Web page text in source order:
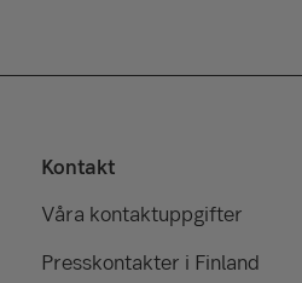
Kontakt
Våra kontaktuppgifter
Presskontakter i Finland